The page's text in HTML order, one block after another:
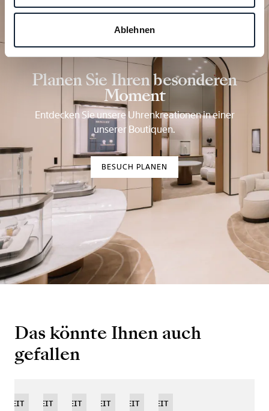
Ablehnen
Planen Sie Ihren besonderen
Moment
Entdecken Sie unsere Uhrenkreationen in einer
unserer Boutiquen.
BESUCH PLANEN
Das könnte Ihnen auch
gefallen
NEUHEITNEUHEITNEUHEITNEUHEIT
LIMITIERTE
NEUHEIT